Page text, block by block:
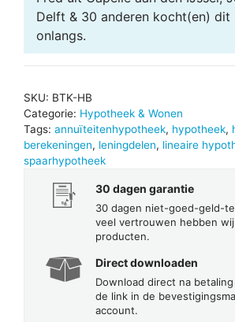
Delft & 30 anderen kocht(en) dit
onlangs.
SKU: BTK-HB
Categorie: Hypotheek & Wonen
Tags: annuïteitenhypotheek, hypotheek,
berekeningen, leningdelen, lineaire
spaarhypotheek
30 dagen garantie
30 dagen niet-goed-geld-
veel vertrouwen hebben
producten.
Direct downloaden
Download direct na
de link in de
account.